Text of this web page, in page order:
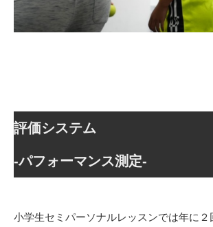
評価システム
-パフォーマンス測定-
小学生セミパーソナルレッスンでは年に